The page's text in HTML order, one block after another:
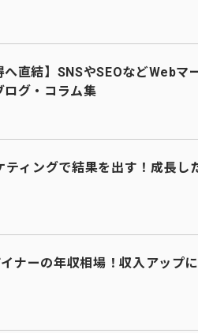
へ直結】SNSやSEOなどWeb
ログ・コラム集
ティングで結果を出す！成長し
ナーの年収相場！収入アップ